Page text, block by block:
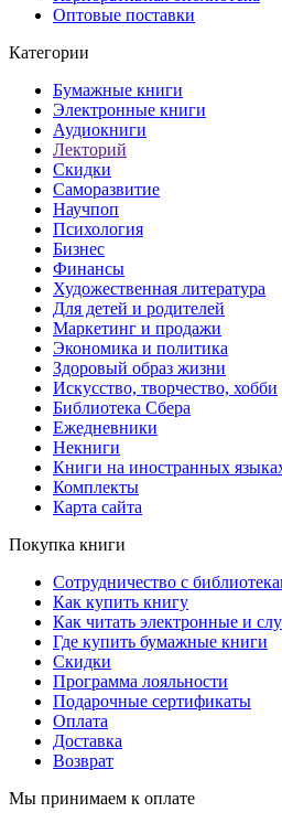
Оптовые поставки
Категории
Бумажные книги
Электронные книги
Аудиокниги
Лекторий
Скидки
Саморазвитие
Научпоп
Психология
Бизнес
Финансы
Художественная литература
Для детей и родителей
Маркетинг и продажи
Экономика и политика
Здоровый образ жизни
Искусство, творчество, хобби
Библиотека Сбера
Ежедневники
Некниги
Книги на иностранных
Комплекты
Карта сайта
Покупка книги
Сотрудничество с
Как купить книгу
Как читать электронные и
Где купить бумажные книги
Скидки
Программа лояльности
Подарочные сертификаты
Оплата
Доставка
Возврат
Мы принимаем к оплате